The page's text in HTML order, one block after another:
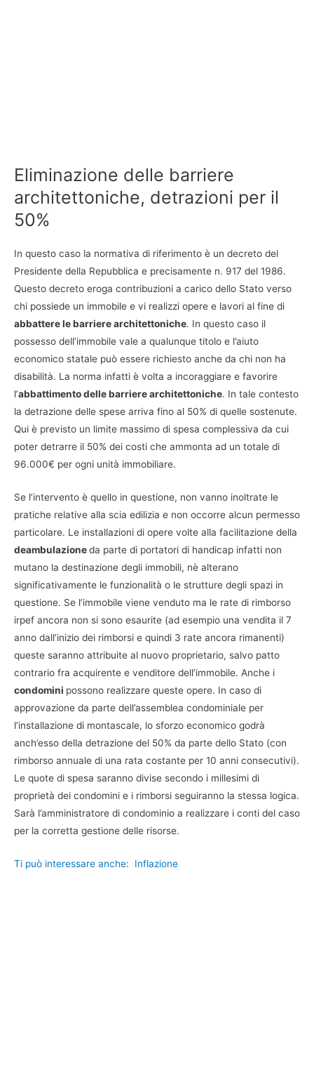
Eliminazione delle barriere
architettoniche, detrazioni per il
50%
In questo caso la normativa di riferimento è un decreto del
Presidente della Repubblica e precisamente n. 917 del 1986.
Questo decreto eroga contribuzioni a carico dello Stato verso
chi possiede un immobile e vi realizzi opere e lavori al fine di
abbattere le barriere architettoniche. In questo caso il
possesso dell’immobile vale a qualunque titolo e l’aiuto
economico statale può essere richiesto anche da chi non ha
disabilità. La norma infatti è volta a incoraggiare e favorire
l’abbattimento delle barriere architettoniche. In tale contesto
la detrazione delle spese arriva fino al 50% di quelle sostenute.
Qui è previsto un limite massimo di spesa complessiva da cui
poter detrarre il 50% dei costi che ammonta ad un totale di
96.000€ per ogni unità immobiliare.
Se l’intervento è quello in questione, non vanno inoltrate le
pratiche relative alla scia edilizia e non occorre alcun permesso
particolare. Le installazioni di opere volte alla facilitazione della
deambulazioneda parte di portatori di handicap infatti non
mutano la destinazione degli immobili, nè alterano
significativamente le funzionalità o le strutture degli spazi in
questione. Se l’immobile viene venduto ma le rate di rimborso
irpef ancora non si sono esaurite (ad esempio una vendita il 7
anno dall’inizio dei rimborsi e quindi 3 rate ancora rimanenti)
queste saranno attribuite al nuovo proprietario, salvo patto
contrario fra acquirente e venditore dell’immobile. Anche i
condomini possono realizzare queste opere. In caso di
approvazione da parte dell’assemblea condominiale per
l’installazione di montascale, lo sforzo economico godrà
anch’esso della detrazione del 50% da parte dello Stato (con
rimborso annuale di una rata costante per 10 anni consecutivi).
Le quote di spesa saranno divise secondo i millesimi di
proprietà dei condomini e i rimborsi seguiranno la stessa logica.
Sarà l’amministratore di condominio a realizzare i conti del caso
per la corretta gestione delle risorse.
Ti può interessare anche: Inflazione